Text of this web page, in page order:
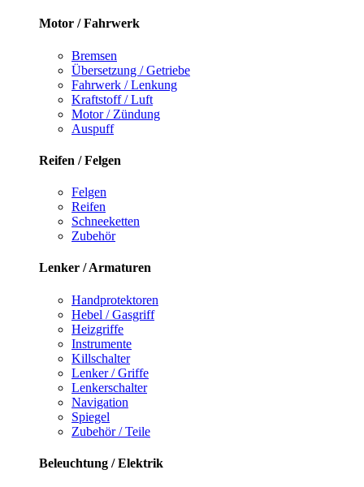
Motor / Fahrwerk
Bremsen
Übersetzung / Getriebe
Fahrwerk / Lenkung
Kraftstoff / Luft
Motor / Zündung
Auspuff
Reifen / Felgen
Felgen
Reifen
Schneeketten
Zubehör
Lenker / Armaturen
Handprotektoren
Hebel / Gasgriff
Heizgriffe
Instrumente
Killschalter
Lenker / Griffe
Lenkerschalter
Navigation
Spiegel
Zubehör / Teile
Beleuchtung / Elektrik